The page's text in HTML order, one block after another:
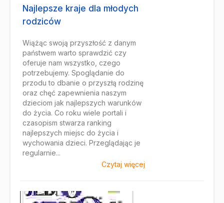
Najlepsze kraje dla młodych
rodziców
Wiążąc swoją przyszłość z danym
państwem warto sprawdzić czy
oferuje nam wszystko, czego
potrzebujemy. Spoglądanie do
przodu to dbanie o przyszłą rodzinę
oraz chęć zapewnienia naszym
dzieciom jak najlepszych warunków
do życia. Co roku wiele portali i
czasopism stwarza ranking
najlepszych miejsc do życia i
wychowania dzieci. Przeglądając je
regularnie...
Czytaj więcej